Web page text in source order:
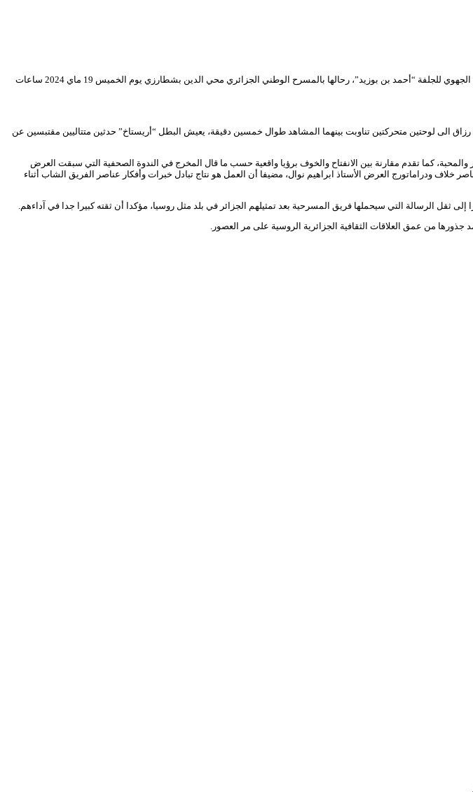
حطت مسرحية “الدبلوماسي… زوّدها” للمخرج خالد ونوقي المقتبسة عن نص الكاتب الروسي أنطوان تشيخوف، إنتاج المسرح الجهوي للجلفة “أحمد بن بوزيد”، رحالها بالمسرح الوطني الجزائري محي الدين بشطارزي يوم الخميس 19 ماي 2024 ساعات
الى لوحتين متحركتين تناوبت بينهما المشاهد طوال خمسين دقيقة، يعيش البطل “أريستاخ” حدثين متتاليين مقتبسين عن
كما تقدم مقارنة بين الانفتاح والخوف برؤيا واقعية حسب ما قال المخرج في الندوة الصحفية التي سبقت العرض
ماي 2024 بحضور كل من مدير المسرح الجهوي الدكتور ناصر خلاف ودراماتورج العرض الأستاذ ابراهيم نوال، مضيفا أن العمل هو نتاج تبادل خبرات وأفكار عناصر الفريق الشاب أثناء
الرسالة التي سيحملها فريق المسرحية بعد تمثيلهم الجزائر في بلد مثل روسيا، مؤكدا أن ثقته كبيرا جدا في آداءهم.
من عمق العلاقات الثقافية الجزائرية الروسية على مر العصور.